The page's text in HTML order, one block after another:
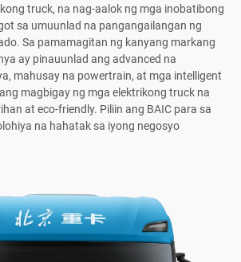
truck, na nag-aalok ng mga inobatibong
sa umuunlad na pangangailangan ng
Sa pamamagitan ng kanyang markang
ay pinauunlad ang advanced na
mahusay na powertrain, at mga intelligent
magbigay ng mga elektrikong truck na
at eco-friendly. Piliin ang BAIC para sa
na hahatak sa iyong negosyo